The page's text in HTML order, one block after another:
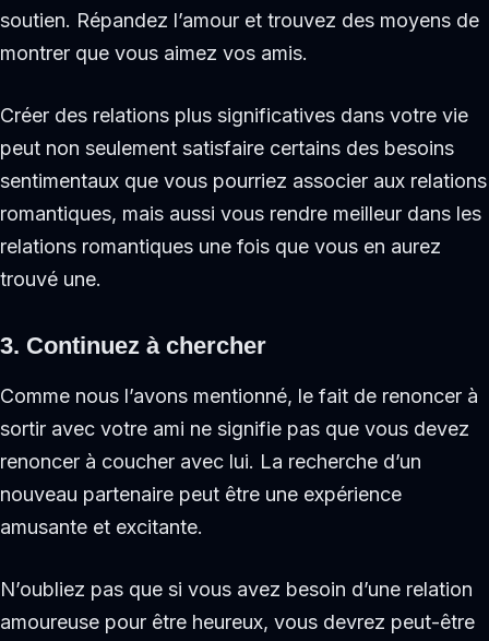
soutien. Répandez l’amour et trouvez des moyens de
montrer que vous aimez vos amis.
Créer des relations plus significatives dans votre vie
peut non seulement satisfaire certains des besoins
sentimentaux que vous pourriez associer aux relations
romantiques, mais aussi vous rendre meilleur dans les
relations romantiques une fois que vous en aurez
trouvé une.
3. Continuez à chercher
Comme nous l’avons mentionné, le fait de renoncer à
sortir avec votre ami ne signifie pas que vous devez
renoncer à coucher avec lui. La recherche d’un
nouveau partenaire peut être une expérience
amusante et excitante.
N’oubliez pas que si vous avez besoin d’une relation
amoureuse pour être heureux, vous devrez peut-être